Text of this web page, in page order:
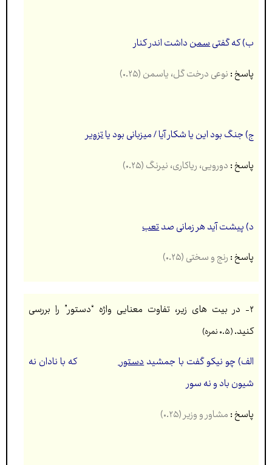
ب) که گفتیسمنداشت اندر کنار
پاسخ :نوعی درخت گل، یاسمن (۰.۲۵)
ج) جنگ بود این یا شکار آیا / میزبانی بود یاتزویر
پاسخ :دورویی، ریاکاری، نیرنگ (۰.۲۵)
د) پیشت آید هر زمانی صدتعب
پاسخ :رنج و سختی (۰.۲۵)
۲- در بیت های زیر، تفاوت معنایی واژه “دستور” را بررسی
کنید.(۰.۵ نمره)
الف) چو نیکو گفت با جمشیددستورکه با نادان نه
شیون باد و نه سور
پاسخ :مشاور و وزیر (۰.۲۵)